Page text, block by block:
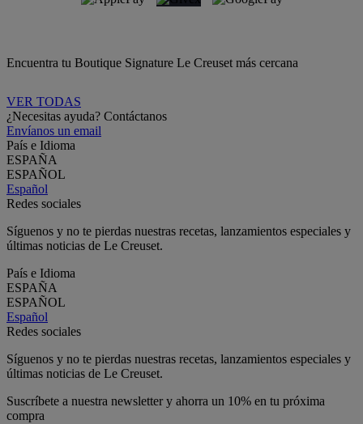
Encuentra tu Boutique Signature Le Creuset más cercana
VER TODAS
¿Necesitas ayuda? Contáctanos
Envíanos un email
País e Idioma
ESPAÑA
ESPAÑOL
Español
Redes sociales
Síguenos y no te pierdas nuestras recetas, lanzamientos especiales y
últimas noticias de Le Creuset.
País e Idioma
ESPAÑA
ESPAÑOL
Español
Redes sociales
Síguenos y no te pierdas nuestras recetas, lanzamientos especiales y
últimas noticias de Le Creuset.
Suscríbete a nuestra newsletter y ahorra un 10% en tu próxima
compra